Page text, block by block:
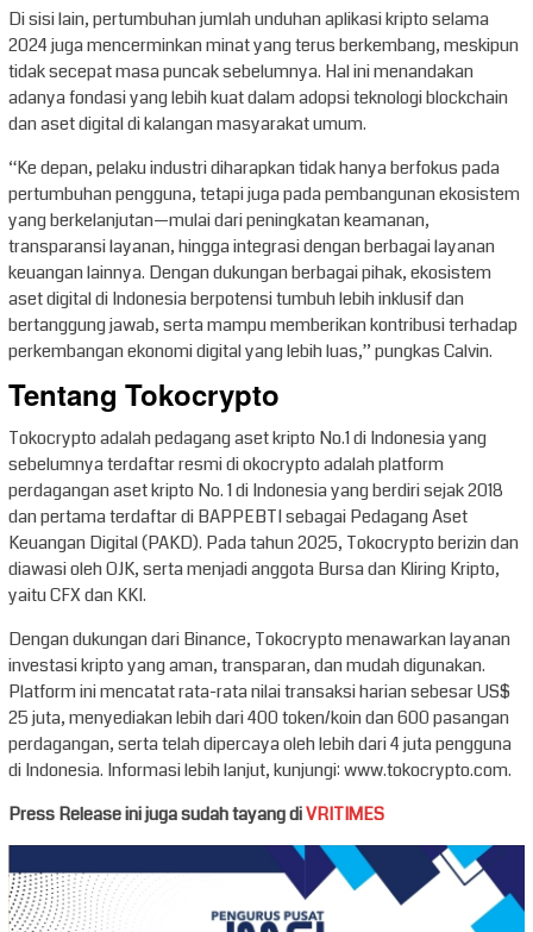
Di sisi lain, pertumbuhan jumlah unduhan aplikasi kripto selama
2024 juga mencerminkan minat yang terus berkembang, meskipun
tidak secepat masa puncak sebelumnya. Hal ini menandakan
adanya fondasi yang lebih kuat dalam adopsi teknologi blockchain
dan aset digital di kalangan masyarakat umum.
“Ke depan, pelaku industri diharapkan tidak hanya berfokus pada
pertumbuhan pengguna, tetapi juga pada pembangunan ekosistem
yang berkelanjutan—mulai dari peningkatan keamanan,
transparansi layanan, hingga integrasi dengan berbagai layanan
keuangan lainnya. Dengan dukungan berbagai pihak, ekosistem
aset digital di Indonesia berpotensi tumbuh lebih inklusif dan
bertanggung jawab, serta mampu memberikan kontribusi terhadap
perkembangan ekonomi digital yang lebih luas,” pungkas Calvin.
Tentang Tokocrypto
Tokocrypto adalah pedagang aset kripto No.1 di Indonesia yang
sebelumnya terdaftar resmi di okocrypto adalah platform
perdagangan aset kripto No. 1 di Indonesia yang berdiri sejak 2018
dan pertama terdaftar di BAPPEBTI sebagai Pedagang Aset
Keuangan Digital (PAKD). Pada tahun 2025, Tokocrypto berizin dan
diawasi oleh OJK, serta menjadi anggota Bursa dan Kliring Kripto,
yaitu CFX dan KKI.
Dengan dukungan dari Binance, Tokocrypto menawarkan layanan
investasi kripto yang aman, transparan, dan mudah digunakan.
Platform ini mencatat rata-rata nilai transaksi harian sebesar US$
25 juta, menyediakan lebih dari 400 token/koin dan 600 pasangan
perdagangan, serta telah dipercaya oleh lebih dari 4 juta pengguna
di Indonesia. Informasi lebih lanjut, kunjungi: www.tokocrypto.com.
Press Release ini juga sudah tayang diVRITIMES